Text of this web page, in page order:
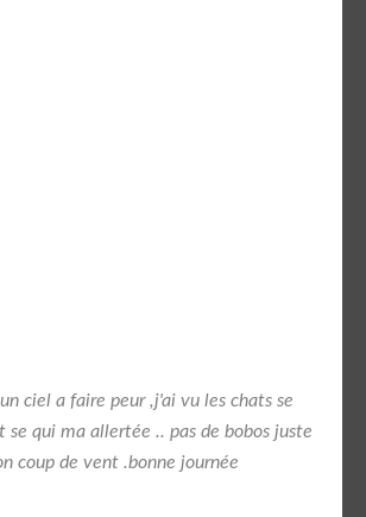
ciel a faire peur ,j'ai vu les chats se
se qui ma allertée .. pas de bobos juste
coup de vent .bonne journée